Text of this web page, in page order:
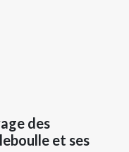
des
et ses